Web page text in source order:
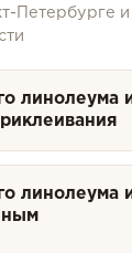
Петербурге и
линолеума и
линолеума и